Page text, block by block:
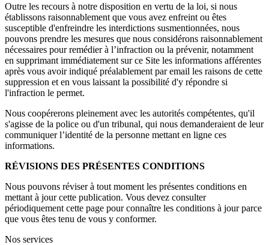
Outre les recours à notre disposition en vertu de la loi, si nous
établissons raisonnablement que vous avez enfreint ou êtes
susceptible d'enfreindre les interdictions susmentionnées, nous
pouvons prendre les mesures que nous considérons raisonnablement
nécessaires pour remédier à l’infraction ou la prévenir, notamment
en supprimant immédiatement sur ce Site les informations afférentes
après vous avoir indiqué préalablement par email les raisons de cette
suppression et en vous laissant la possibilité d'y répondre si
l'infraction le permet.
Nous coopérerons pleinement avec les autorités compétentes, qu'il
s'agisse de la police ou d'un tribunal, qui nous demanderaient de leur
communiquer l’identité de la personne mettant en ligne ces
informations.
RÉVISIONS DES PRÉSENTES CONDITIONS
Nous pouvons réviser à tout moment les présentes conditions en
mettant à jour cette publication. Vous devez consulter
périodiquement cette page pour connaître les conditions à jour parce
que vous êtes tenu de vous y conformer.
Nos services